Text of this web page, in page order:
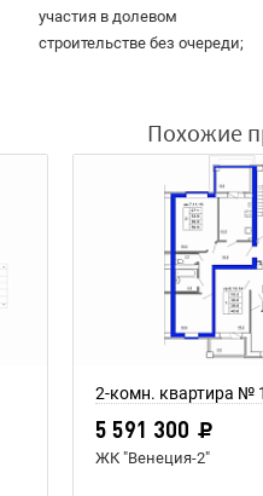
участия в долевом
строительстве без очереди;
Похожие
2-комн. квартира №
5 591 300
ЖК "Венеция-2"